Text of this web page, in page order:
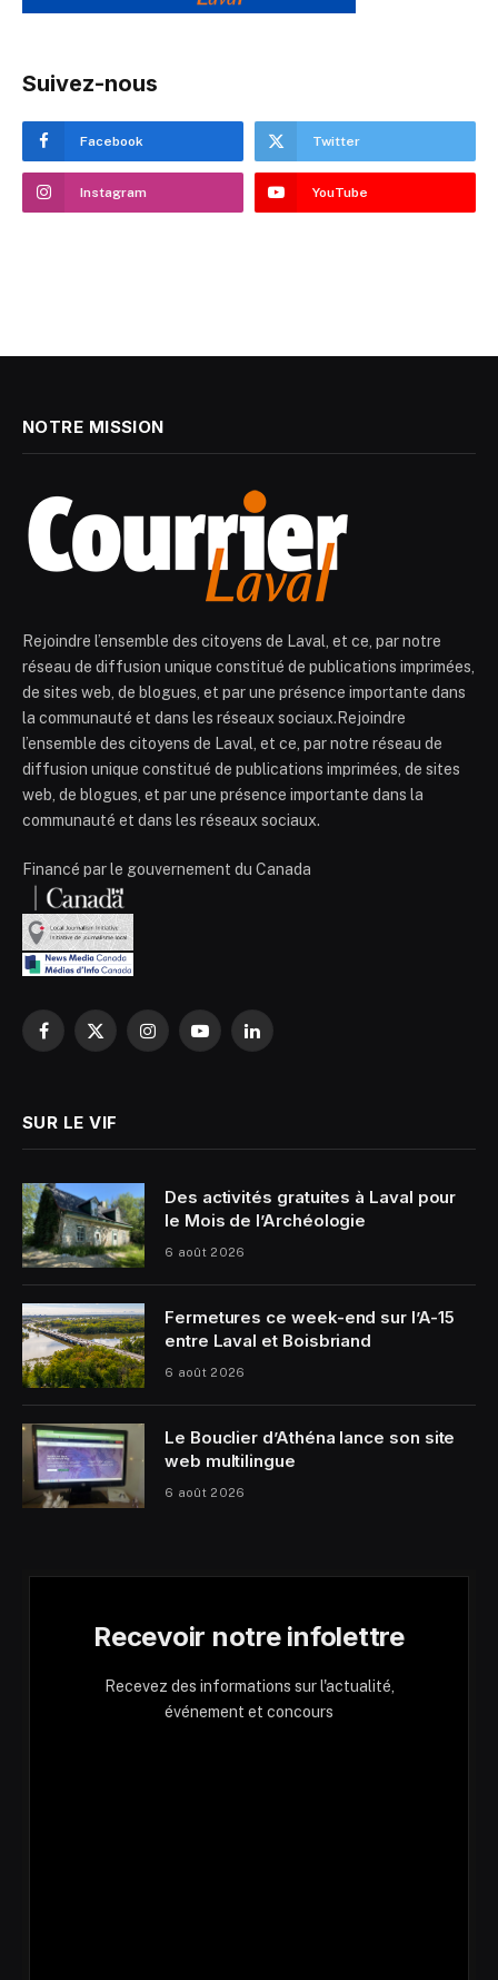
Suivez-nous
Facebook Twitter
Instagram YouTube
NOTRE MISSION
Rejoindre l’ensemble des citoyens de Laval, et ce, par notre
réseau de diffusion unique constitué de publications imprimées,
de sites web, de blogues, et par une présence importante dans
la communauté et dans les réseaux sociaux.Rejoindre
l’ensemble des citoyens de Laval, et ce, par notre réseau de
diffusion unique constitué de publications imprimées, de sites
web, de blogues, et par une présence importante dans la
communauté et dans les réseaux sociaux.
Financé par le gouvernement du Canada
Facebook
X
InstagramYouTubeLinkedIn
SUR LE VIF
Des activités gratuites à Laval pour
le Mois de l’Archéologie
6 août 2026
Fermetures ce week-end sur l’A-15
entre Laval et Boisbriand
6 août 2026
Le Bouclier d’Athéna lance son site
web multilingue
6 août 2026
Recevoir notre infolettre
Recevez des informations sur l'actualité,
événement et concours